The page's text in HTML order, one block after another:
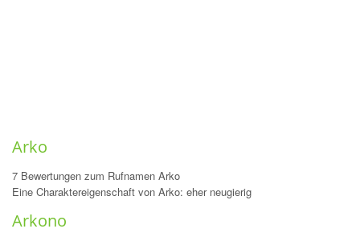
Arko
7 Bewertungen zum Rufnamen Arko
Eine Charaktereigenschaft von Arko: eher neugierig
Arkono